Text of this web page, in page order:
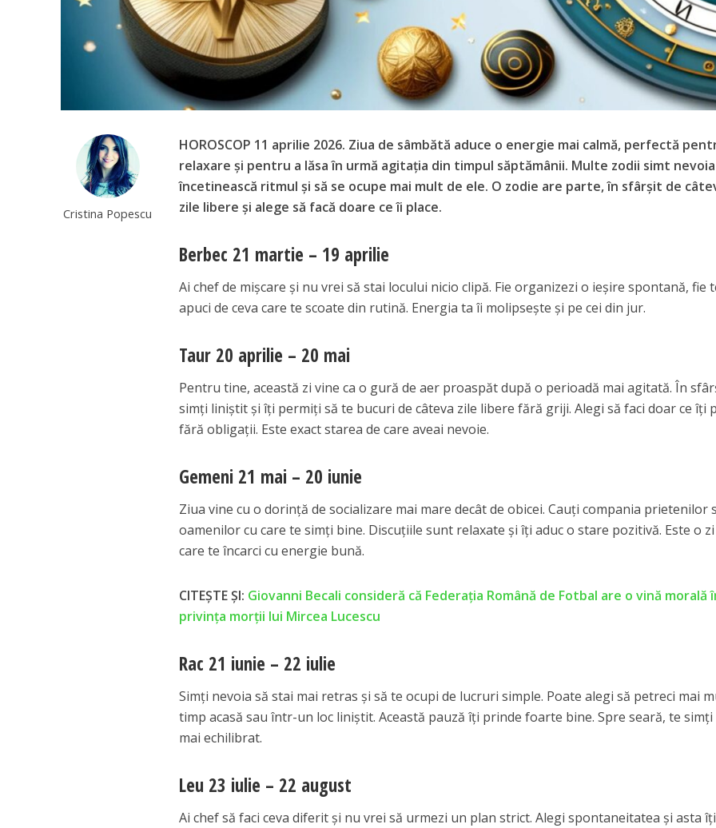
Cristina Popescu
HOROSCOP 11 aprilie 2026. Ziua de sâmbătă aduce o energie mai calmă, perfectă
relaxare și pentru a lăsa în urmă agitația din timpul săptămânii. Multe zodii simt nevoia
încetinească ritmul și să se ocupe mai mult de ele. O zodie are parte, în sfârșit de
zile libere și alege să facă doare ce îi place.
Berbec 21 martie – 19 aprilie
Ai chef de mișcare și nu vrei să stai locului nicio clipă. Fie organizezi o ieșire spontană, fie
apuci de ceva care te scoate din rutină. Energia ta îi molipsește și pe cei din jur.
Taur 20 aprilie – 20 mai
Pentru tine, această zi vine ca o gură de aer proaspăt după o perioadă mai agitată. În
simți liniștit și îți permiți să te bucuri de câteva zile libere fără griji. Alegi să faci doar ce îți
fără obligații. Este exact starea de care aveai nevoie.
Gemeni 21 mai – 20 iunie
Ziua vine cu o dorință de socializare mai mare decât de obicei. Cauți compania prietenilor
oamenilor cu care te simți bine. Discuțiile sunt relaxate și îți aduc o stare pozitivă. Este o
care te încarci cu energie bună.
CITEȘTE ȘI: Giovanni Becali consideră că Federația Română de Fotbal are o vină morală
privința morții lui Mircea Lucescu
Rac 21 iunie – 22 iulie
Simți nevoia să stai mai retras și să te ocupi de lucruri simple. Poate alegi să petreci mai
timp acasă sau într-un loc liniștit. Această pauză îți prinde foarte bine. Spre seară, te
mai echilibrat.
Leu 23 iulie – 22 august
Ai chef să faci ceva diferit și nu vrei să urmezi un plan strict. Alegi spontaneitatea și asta îți